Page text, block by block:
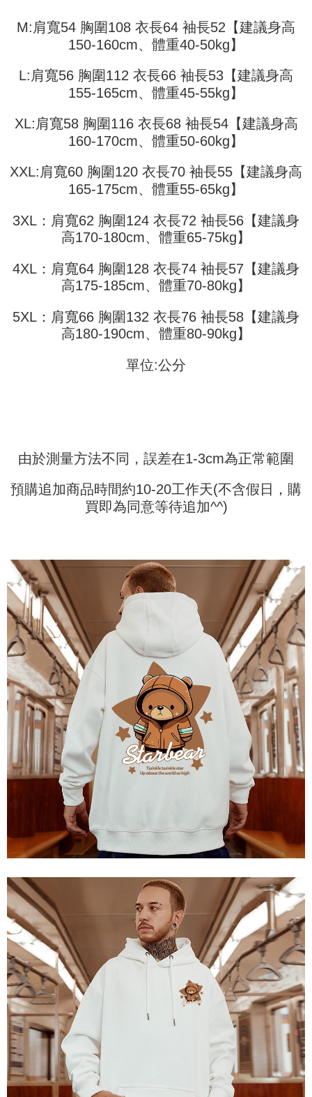
【注意事項】
1. 本サービスは「台湾大哥大株式会社」（以下「当社」といいます）によ
って提供され、ユーザーが取引時に本サービスを通じて商品やサービスを
後、契約に基づいて当社の請求書で帳款を支払うことになります。
2. 「OP Pay Later」を利用する契約関係の目的から、店舗はあなたの個人
情報（名前、電話または住所を含む）を台湾大哥大に提供し、収集、処理
および利用するために、当社があなた本人と分割請求書に必要な情報の確
認、照合および修正を行います。
3. 完全なユーザーサービス規約については、以下のリンクを参照してくだ
とに計算されます。AFTEEで注文すると、商品を受け取るまで支払い期限
を延長できますが、商品を期限内に受け取れない場合があります（例：予
約商品や商品到着日が比較的遅い商品）。そのため、商品到着の有無に関
二、支払い限度額
1.初回 AFTEEを ご利用の際に、認証結果及び当社の審査の結果に基づ
2.決済金額は最低NT$20です。
3.現在、台湾の会員のみご利用いただけます。
ロテクションズ（以下 AFTEE という）が提供し、AFTEEが代金を徴収し
ます。当サービスご利用の際に提供しなければならない個人情報（注文者
の氏名、電話番号、受取人の氏名、電話番号、受取人住所を含むがこれに
す。AFTEEの個人情報の収集、処理、利用について、詳細はAFTEE公式ホ
ームページの『個人情報の収集、処理及び利用に関する声明』をご参照く
https://aftee.tw/privacypolicy/ ）。
AFTEEの初回ご利用の際に、審査を通過すれば、最高額がNT$10,000にな
ります。支払い期限を過ぎた場合、その金額に基づいて年利20%の遅延滞
納金が加算されます。未成年の利用者は、事前に法定代理人または後見人
の同意を得ればAFTEEをご利用いただけます。
個人情報の処理、利用について疑問がある、または関連する法律の権利を
にご連絡ください。上記に示した個人情報を、必要な購入注文書とあわせ
てAFTEEにご提供いただく、またはAFTEEにあなたの個人情報の収集、処
配送毎にNT$45、NT$499以上で送料無料
配送毎にNT$70、NT$499以上で送料無料
M:肩寬54 胸圍108 衣長64 袖長52【建議身高
150-160cm、體重40-50kg】
L:肩寬56 胸圍112 衣長66 袖長53【建議身高
155-165cm、體重45-55kg】
XL:肩寬58 胸圍116 衣長68 袖長54【建議身高
160-170cm、體重50-60kg】
XXL:肩寬60 胸圍120 衣長70 袖長55【建議身高
165-175cm、體重55-65kg】
3XL：肩寬62 胸圍124 衣長72 袖長56【建議身
高170-180cm、體重65-75kg】
4XL：肩寬64 胸圍128 衣長74 袖長57【建議身
高175-185cm、體重70-80kg】
5XL：肩寬66 胸圍132 衣長76 袖長58【建議身
高180-190cm、體重80-90kg】
單位:公分
由於測量方法不同，誤差在1-3cm為正常範圍
預購追加商品時間約10-20工作天(不含假日，購
買即為同意等待追加^^)